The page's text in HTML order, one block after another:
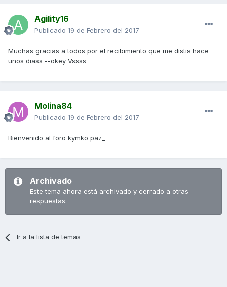
Agility16
Publicado 19 de Febrero del 2017
Muchas gracias a todos por el recibimiento que me distis hace
unos diass --okey Vssss
Molina84
Publicado 19 de Febrero del 2017
Bienvenido al foro kymko paz_
Archivado
Este tema ahora está archivado y cerrado a otras
respuestas.
Ir a la lista de temas